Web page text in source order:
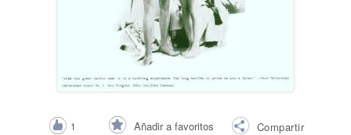
1 Añadir a favoritos Compartir